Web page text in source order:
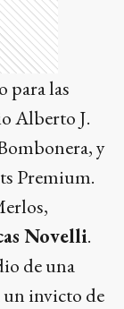
para las
Alberto J.
y
Premium.
Novelli.
de una
un invicto de